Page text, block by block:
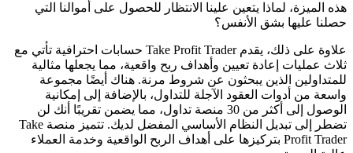
هذه الميزة، لماذا يتعين علينا الانتظار للحصول على أموالنا التي
حصلنا عليها بشق الأنفس؟
علاوة على ذلك، يقدم Take Profit Trader حسابات احترافية تأتي مع
ثلاث عمليات إعادة تعيين وأهداف ربح واقعية، مما يجعلها مثالية
للمتداولين الذين يبحثون عن شروط مرنة. هناك أيضًا مجموعة
واسعة من أدوات العقود الآجلة للتداول، بالإضافة إلى إمكانية
الوصول إلى أكثر من 30 منصة تداول، مما يضمن تقريبًا أنك لن
تضطر إلى تبديل النظام الأساسي المفضل لديك. تتميز منصة Take
Profit Trader بتركيزها على أهداف الربح الواقعية وخدمة العملاء